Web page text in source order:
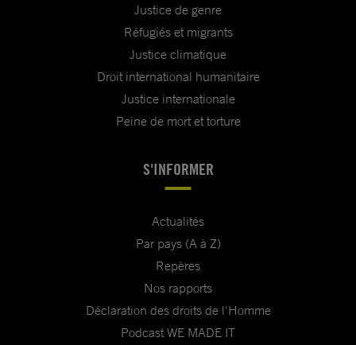
Justice de genre
Réfugiés et migrants
Justice climatique
Droit international humanitaire
Justice internationale
Peine de mort et torture
S'INFORMER
Actualités
Par pays (A à Z)
Repères
Nos rapports
Déclaration des droits de l'Homme
Podcast WE MADE IT